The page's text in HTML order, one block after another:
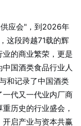
应会"，到2026年
这段跨越71载的辉
的商业繁荣，更是
国酒类食品行业人
和记录了中国酒类
代又一代业内厂商
历史的行业盛会，
启产业与资本共赢